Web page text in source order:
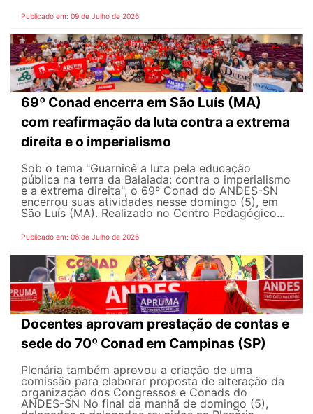
Publicado em: 09 de Julho de 2026
69º Conad encerra em São Luís (MA)
com reafirmação da luta contra a extrema
direita e o imperialismo
Sob o tema "Guarnicê a luta pela educação
pública na terra da Balaiada: contra o imperialismo
e a extrema direita", o 69º Conad do ANDES-SN
encerrou suas atividades nesse domingo (5), em
São Luís (MA). Realizado no Centro Pedagógico...
Publicado em: 06 de Julho de 2026
Docentes aprovam prestação de contas e
sede do 70º Conad em Campinas (SP)
Plenária também aprovou a criação de uma
comissão para elaborar proposta de alteração da
organização dos Congressos e Conads do
ANDES-SN No final da manhã de domingo (5),